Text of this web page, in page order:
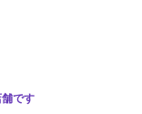
です